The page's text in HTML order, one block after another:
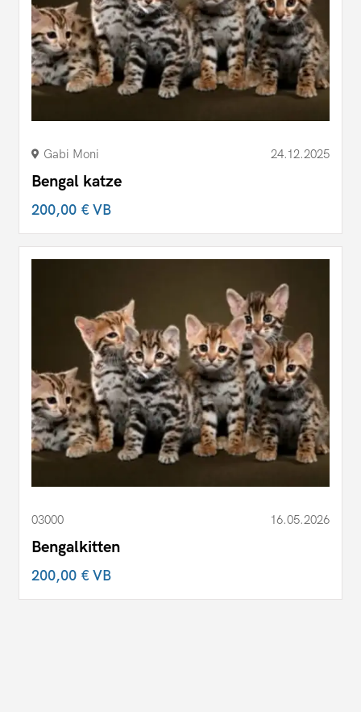
Gabi Moni 24.12.2025
Bengal katze
200,00 €VB
03000 16.05.2026
Bengalkitten
200,00 €VB